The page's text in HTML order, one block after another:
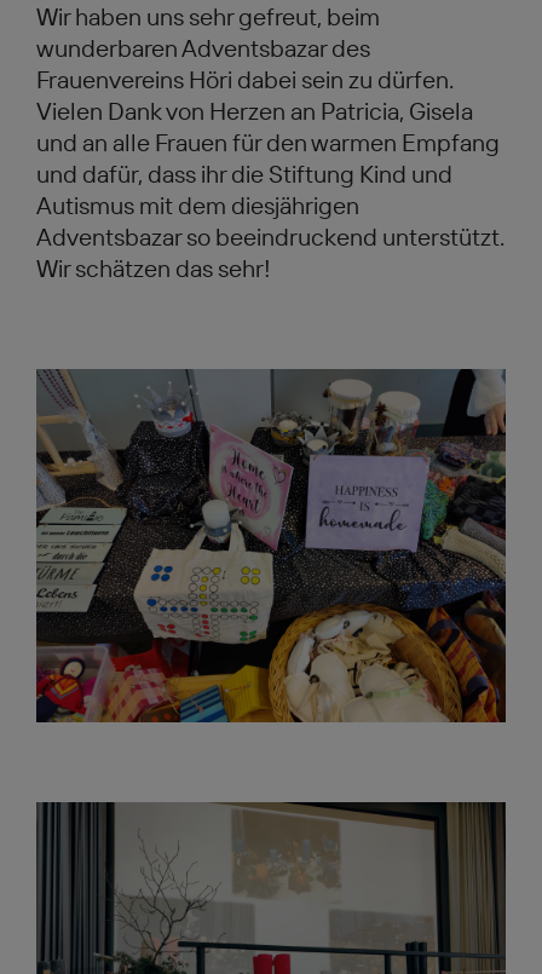
Wir haben uns sehr gefreut, beim
wunderbaren Adventsbazar des
Frauenvereins Höri dabei sein zu dürfen.
Vielen Dank von Herzen an Patricia, Gisela
und an alle Frauen für den warmen Empfang
und dafür, dass ihr die Stiftung Kind und
Autismus mit dem diesjährigen
Adventsbazar so beeindruckend unterstützt.
Wir schätzen das sehr!